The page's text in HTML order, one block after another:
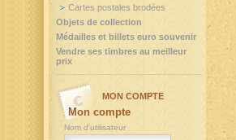
Cartes postales brodées
Objets de collection
Médailles et billets euro souvenir
Vendre ses timbres au meilleur
prix
MON COMPTE
Mon compte
Nom d'utilisateur